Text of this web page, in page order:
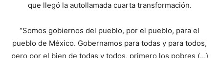
que llegó la autollamada cuarta transformación.
“Somos gobiernos del pueblo, por el pueblo, para el
pueblo de México. Gobernamos para todas y para todos,
pero por el bien de todas y todos, primero los pobres (…)